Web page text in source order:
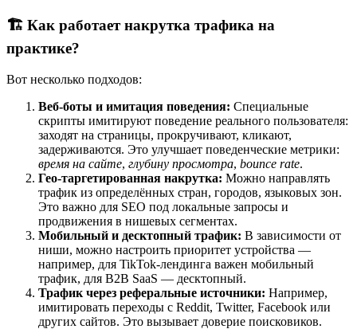
🏗️ Как работает накрутка трафика на
практике?
Вот несколько подходов:
Веб-боты и имитация поведения: Специальные
скрипты имитируют поведение реального пользователя:
заходят на страницы, прокручивают, кликают,
задерживаются. Это улучшает поведенческие метрики:
время на сайте, глубину просмотра, bounce rate.
Гео-таргетированная накрутка: Можно направлять
трафик из определённых стран, городов, языковых зон.
Это важно для SEO под локальные запросы и
продвижения в нишевых сегментах.
Мобильный и десктопный трафик: В зависимости от
ниши, можно настроить приоритет устройства —
например, для TikTok-лендинга важен мобильный
трафик, для B2B SaaS — десктопный.
Трафик через реферальные источники: Например,
имитировать переходы с Reddit, Twitter, Facebook или
других сайтов. Это вызывает доверие поисковиков.